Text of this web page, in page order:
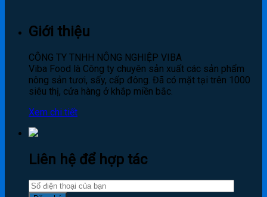
Giới thiệu
CÔNG TY TNHH NÔNG NGHIỆP VIBA
Viba Food là Công ty chuyên sản xuất các sản phẩm
nông sản tươi, sấy, cấp đông. Đã có mặt tại trên 1000
siêu thị, cửa hàng ở khắp miền bắc.
Xem chi tiết
Liên hệ để hợp tác